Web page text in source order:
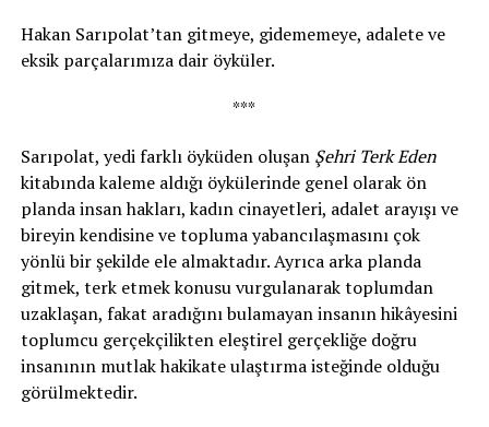
Hakan Sarıpolat’tan gitmeye, gidememeye, adalete ve
eksik parçalarımıza dair öyküler.
***
Sarıpolat, yedi farklı öyküden oluşan Şehri Terk Eden
kitabında kaleme aldığı öykülerinde genel olarak ön
planda insan hakları, kadın cinayetleri, adalet arayışı ve
bireyin kendisine ve topluma yabancılaşmasını çok
yönlü bir şekilde ele almaktadır. Ayrıca arka planda
gitmek, terk etmek konusu vurgulanarak toplumdan
uzaklaşan, fakat aradığını bulamayan insanın hikâyesini
toplumcu gerçekçilikten eleştirel gerçekliğe doğru
insanının mutlak hakikate ulaştırma isteğinde olduğu
görülmektedir.